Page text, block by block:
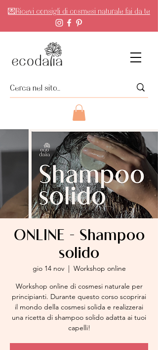
💌Ricevi consigli di cosmesi naturale fai da te
ONLINE - Shampoo
solido
gio 14 nov
  |
Workshop online
Workshop online di cosmesi naturale per
principianti. Durante questo corso scoprirai
il mondo della cosmesi solida e realizzerai
una ricetta di shampoo solido adatta ai tuoi
capelli!